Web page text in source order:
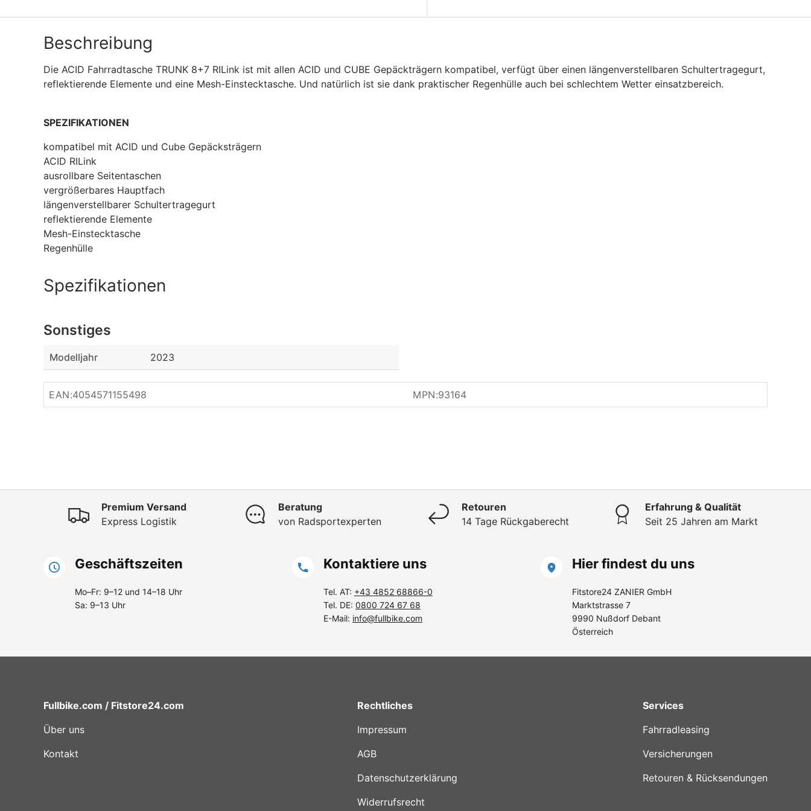
Beschreibung
Die ACID Fahrradtasche TRUNK 8+7 RILink ist mit allen ACID und CUBE Gepäckträgern kompatibel, verfügt über einen längenverstellbaren Schultertragegurt,
reflektierende Elemente und eine Mesh-Einstecktasche. Und natürlich ist sie dank praktischer Regenhülle auch bei schlechtem Wetter einsatzbereich.
SPEZIFIKATIONEN
kompatibel mit ACID und Cube Gepäcksträgern
ACID RILink
ausrollbare Seitentaschen
vergrößerbares Hauptfach
längenverstellbarer Schultertragegurt
reflektierende Elemente
Mesh-Einstecktasche
Regenhülle
Spezifikationen
Sonstiges
Modelljahr 2023
EAN:4054571155498 MPN:93164
Premium Versand
Express Logistik
Beratung
von Radsportexperten
Retouren
14 Tage Rückgaberecht
Erfahrung & Qualität
Seit 25 Jahren am Markt
Geschäftszeiten
Mo–Fr: 9–12 und 14–18 Uhr
Sa: 9–13 Uhr
Kontaktiere uns
Tel. AT: +43 4852 68866-0
Tel. DE: 0800 724 67 68
E-Mail: info@fullbike.com
Hier findest du uns
Fitstore24 ZANIER GmbH
Marktstrasse 7
9990 Nußdorf Debant
Österreich
Fullbike.com / Fitstore24.com
Über uns
Kontakt
Rechtliches
Impressum
AGB
Datenschutzerklärung
Widerrufsrecht
Services
Fahrradleasing
Versicherungen
Retouren & Rücksendungen